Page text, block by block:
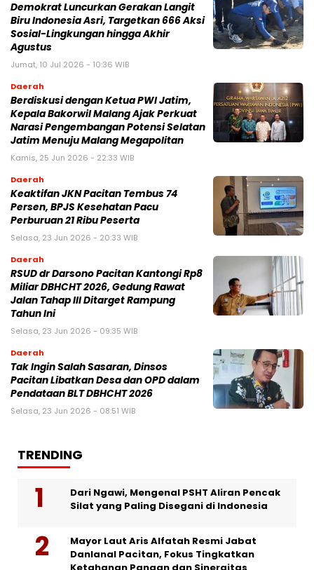
Demokrat Luncurkan Gerakan Langit
Biru Indonesia Asri, Targetkan 666 Aksi
Sosial-Lingkungan hingga Akhir
Agustus
Jumat, 10 Jul 2026 - 10:36 WIB
Daerah
Berdiskusi dengan Ketua PWI Jatim,
Kepala Bakorwil Malang Ajak Perkuat
Narasi Pengembangan Potensi Selatan
Jatim Menuju Malang Megapolitan
Kamis, 25 Jun 2026 - 22:33 WIB
Daerah
Keaktifan JKN Pacitan Tembus 74
Persen, BPJS Kesehatan Pacu
Perburuan 21 Ribu Peserta
Selasa, 23 Jun 2026 - 20:33 WIB
Daerah
RSUD dr Darsono Pacitan Kantongi Rp8
Miliar DBHCHT 2026, Gedung Rawat
Jalan Tahap III Ditarget Rampung
Tahun Ini
Selasa, 23 Jun 2026 - 09:35 WIB
Daerah
Tak Ingin Salah Sasaran, Dinsos
Pacitan Libatkan Desa dan OPD dalam
Pendataan BLT DBHCHT 2026
Selasa, 23 Jun 2026 - 08:51 WIB
TRENDING
Dari Ngawi, Mengenal PSHT Aliran Pencak
Silat yang Paling Disegani di Indonesia
Mayor Laut Aris Alfatah Resmi Jabat
Danlanal Pacitan, Fokus Tingkatkan